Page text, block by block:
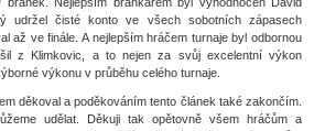
udržel čisté konto ve všech sobotních zápasech
až ve finále. A nejlepším hráčem turnaje byl odbornou
z Klimkovic, a to nejen za svůj excelentní výkon
výkonu v průběhu celého turnaje.
děkoval a poděkováním tento článek také zakončím.
udělat. Děkuji tak opětovně všem hráčům a